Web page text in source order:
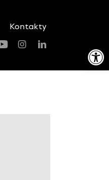
Open toolbar
Kontakty